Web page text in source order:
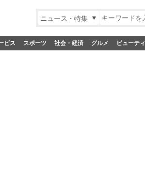
ニュース・特集
ビス スポーツ 社会・経済 グルメ ビューティ